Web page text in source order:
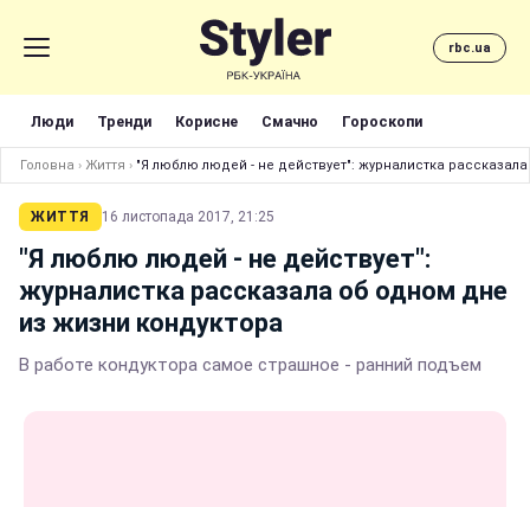
rbc.ua
Люди Тренди Корисне Смачно Гороскопи
Головна › Життя › "Я люблю людей - не действует": журналистка
ЖИТТЯ 16 листопада 2017, 21:25
"Я люблю людей - не действует":
журналистка рассказала об одном дне
из жизни кондуктора
В работе кондуктора самое страшное - ранний подъем